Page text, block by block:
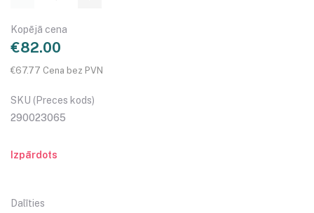
Kopējā cena
€82.00
€67.77 Cena bez PVN
SKU (Preces kods)
290023065
Izpārdots
Dalīties